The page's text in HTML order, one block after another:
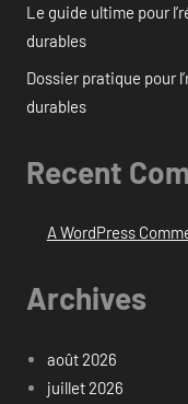
Le guide ultime pour
durables
Dossier pratique pour
durables
Recent
A WordPress
Archives
août 2026
juillet 2026